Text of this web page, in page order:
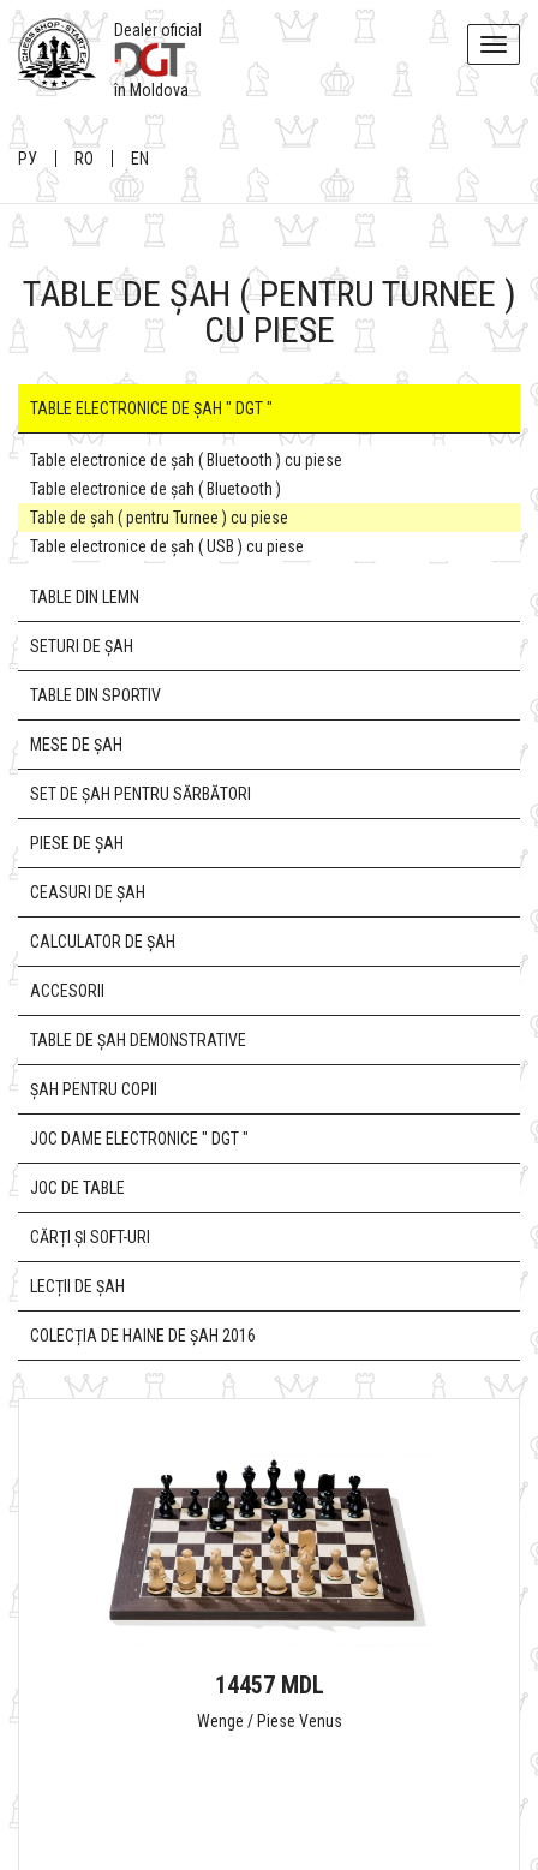
Toggle
Dealer oficial
în Moldova
РУ RO EN
TABLE DE ȘAH ( PENTRU TURNEE )
CU PIESE
TABLE ELECTRONICE DE ȘAH " DGT "
Table electronice de șah ( Bluetooth ) cu piese
Table electronice de șah ( Bluetooth )
Table de șah ( pentru Turnee ) cu piese
Table electronice de șah ( USB ) cu piese
TABLE DIN LEMN
SETURI DE ȘAH
TABLE DIN SPORTIV
MESE DE ȘAH
SET DE ȘAH PENTRU SĂRBĂTORI
PIESE DE ȘAH
CEASURI DE ȘAH
CALCULATOR DE ȘAH
ACCESORII
TABLE DE ȘAH DEMONSTRATIVE
ȘAH PENTRU COPII
JOC DAME ELECTRONICE " DGT "
JOC DE TABLE
CĂRȚI ȘI SOFT-URI
LECȚII DE ȘAH
COLECȚIA DE HAINE DE ȘAH 2016
14457 MDL
Wenge / Piese Venus